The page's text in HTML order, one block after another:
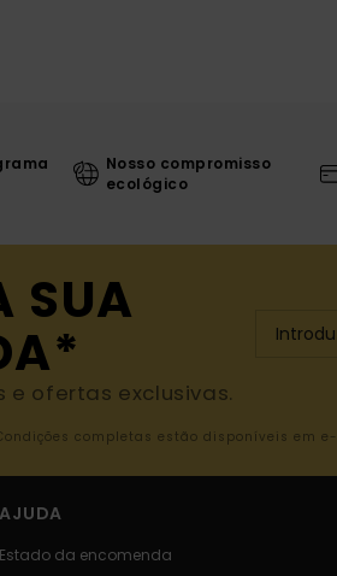
Nosso compromisso
ecológico
SUA
ofertas exclusivas.
completas estão disponíveis em
AJUDA
Estado da encomenda